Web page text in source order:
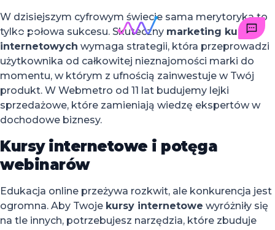
W dzisiejszym cyfrowym świecie sama merytoryka to
tylko połowa sukcesu. Skuteczny marketing kursów
internetowych wymaga strategii, która przeprowadzi
użytkownika od całkowitej nieznajomości marki do
momentu, w którym z ufnością zainwestuje w Twój
produkt. W Webmetro od 11 lat budujemy lejki
sprzedażowe, które zamieniają wiedzę ekspertów w
dochodowe biznesy.
Kursy internetowe i potęga
webinarów
Edukacja online przeżywa rozkwit, ale konkurencja jest
ogromna. Aby Twoje kursy internetowe wyróżniły się
na tle innych, potrzebujesz narzędzia, które zbuduje